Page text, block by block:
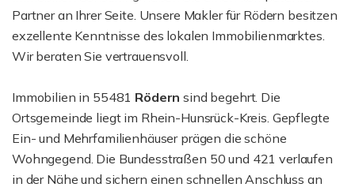
Partner an Ihrer Seite. Unsere Makler für Rödern besitzen
exzellente Kenntnisse des lokalen Immobilienmarktes.
Wir beraten Sie vertrauensvoll.
Immobilien in 55481 Rödernsind begehrt. Die
Ortsgemeinde liegt im Rhein-Hunsrück-Kreis. Gepflegte
Ein- und Mehrfamilienhäuser prägen die schöne
Wohngegend. Die Bundesstraßen 50 und 421 verlaufen
in der Nähe und sichern einen schnellen Anschluss an